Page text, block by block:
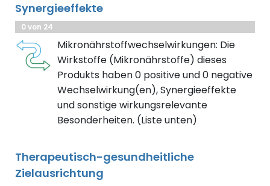
Synergieeffekte
0 von 24
Mikronährstoffwechselwirkungen: Die
Wirkstoffe (Mikronährstoffe) dieses
Produkts haben 0 positive und 0 negative
Wechselwirkung(en), Synergieeffekte
und sonstige wirkungsrelevante
Besonderheiten. (Liste unten)
Therapeutisch-gesundheitliche
Zielausrichtung